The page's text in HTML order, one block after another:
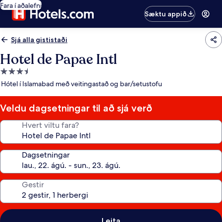
Fara í aðalefni
Sæktu appið
Sjá alla gististaði
Hotel de Papae Intl
3.5
stjörnu
Hótel í Islamabad með veitingastað og bar/setustofu
Veldu dagsetningar til að sjá verð
Hvert viltu fara?
Dagsetningar
Gestir